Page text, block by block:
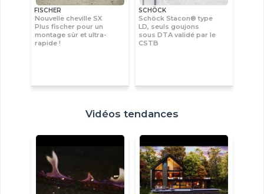
FISCHER
Nouvelle cheville SX
Plus fischer pour un
montage sûr et ultra-
rapide !
SCHÖCK
Schöck Stacon® type
LD, seuls goujons
sous DTA validé par le
CSTB
Vidéos tendances